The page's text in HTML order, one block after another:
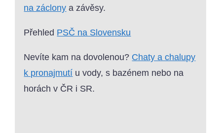
na záclony a závěsy.
Přehled PSČ na Slovensku
Nevíte kam na dovolenou? Chaty a chalupy
k pronajmutí u vody, s bazénem nebo na
horách v ČR i SR.